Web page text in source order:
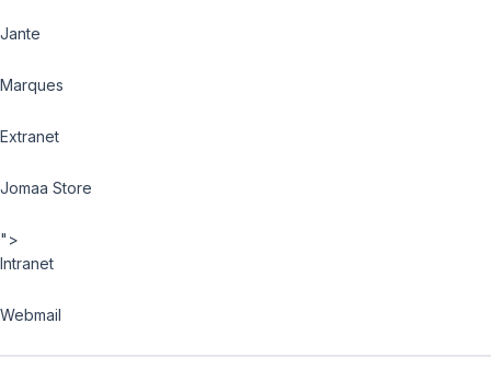
Jante
Marques
Extranet
Jomaa Store
">
Intranet
Webmail